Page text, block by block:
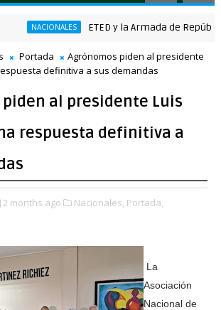
NACIONALES ETED y la Armada de República
millones con el Loto
Portada
Agrónomos piden al presidente
definitiva a sus demandas
piden al presidente Luis
respuesta definitiva a
2 months ago Nacionales, Portada,
La
Asociación
Nacional de